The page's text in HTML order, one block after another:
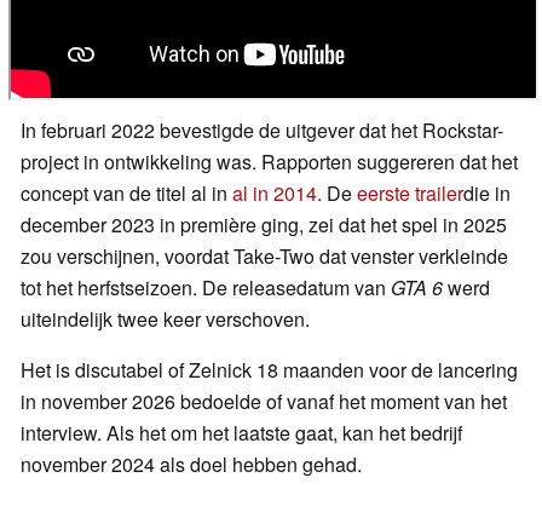
In februari 2022 bevestigde de uitgever dat het Rockstar-
project in ontwikkeling was. Rapporten suggereren dat het
concept van de titel al in al in 2014. Deeerste trailerdie in
december 2023 in première ging, zei dat het spel in 2025
zou verschijnen, voordat Take-Two dat venster verkleinde
tot het herfstseizoen. De releasedatum van GTA 6werd
uiteindelijk twee keer verschoven.
Het is discutabel of Zelnick 18 maanden voor de lancering
in november 2026 bedoelde of vanaf het moment van het
interview. Als het om het laatste gaat, kan het bedrijf
november 2024 als doel hebben gehad.